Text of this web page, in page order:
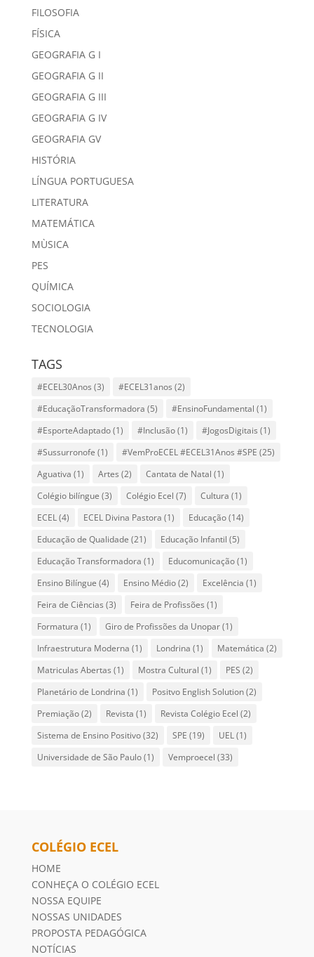
FILOSOFIA
FÍSICA
GEOGRAFIA G I
GEOGRAFIA G II
GEOGRAFIA G III
GEOGRAFIA G IV
GEOGRAFIA GV
HISTÓRIA
LÍNGUA PORTUGUESA
LITERATURA
MATEMÁTICA
MÙSICA
PES
QUÍMICA
SOCIOLOGIA
TECNOLOGIA
TAGS
#ECEL30Anos (3) #ECEL31anos (2)
#EducaçãoTransformadora (5) #EnsinoFundamental (1)
#EsporteAdaptado(1) #Inclusão(1) #JogosDigitais (1)
#Sussurronofe (1) #VemProECEL #ECEL31Anos #SPE (25)
Aguativa (1) Artes (2) Cantata de Natal (1)
Colégio bilíngue (3) Colégio Ecel (7) Cultura (1)
ECEL(4) ECEL Divina Pastora (1) Educação(14)
Educação de Qualidade (21) Educação Infantil (5)
Educação Transformadora (1) Educomunicação(1)
Ensino Bilíngue (4) Ensino Médio(2) Excelência (1)
Feira de Ciências (3) Feira de Profissões (1)
Formatura (1) Giro de Profissões da Unopar(1)
Infraestrutura Moderna (1) Londrina (1) Matemática (2)
Matriculas Abertas (1) Mostra Cultural (1) PES (2)
Planetário de Londrina (1) Positvo English Solution(2)
Premiação(2) Revista (1) Revista Colégio Ecel (2)
Sistema de Ensino Positivo(32) SPE (19) UEL(1)
Universidade de São Paulo(1) Vemproecel (33)
COLÉGIO ECEL
HOME
CONHEÇA O COLÉGIO ECEL
NOSSA EQUIPE
NOSSAS UNIDADES
PROPOSTA PEDAGÓGICA
NOTÍCIAS